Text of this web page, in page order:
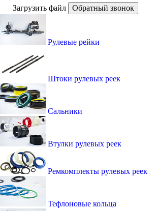
Загрузить файл
Обратный звонок
Рулевые рейки
Штоки рулевых реек
Сальники
Втулки рулевых реек
Ремкомплекты рулевых реек
Тефлоновые кольца